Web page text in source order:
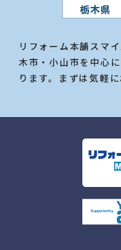
リフォーム本舗スマ
木市・小山市を中心
ります。まずは気軽